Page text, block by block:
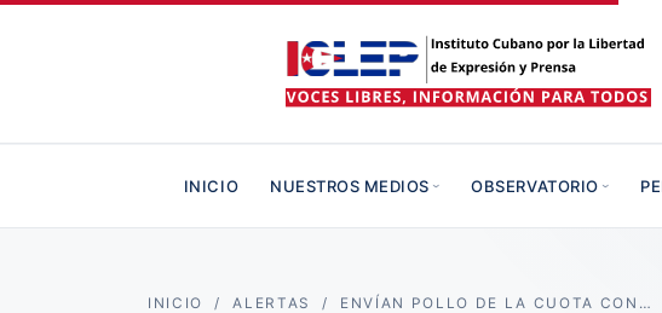
INICIO NUESTROS MEDIOS OBSERVATORIO
INICIO /ALERTAS / ENVÍAN POLLO DE LA CUOTA CON…